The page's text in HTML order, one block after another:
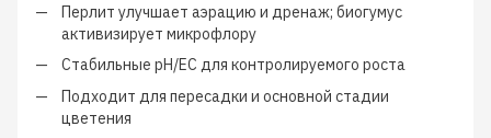
Перлит улучшает аэрацию и дренаж; биогумус
активизирует микрофлору
Стабильные pH/EC для контролируемого роста
Подходит для пересадки и основной стадии
цветения